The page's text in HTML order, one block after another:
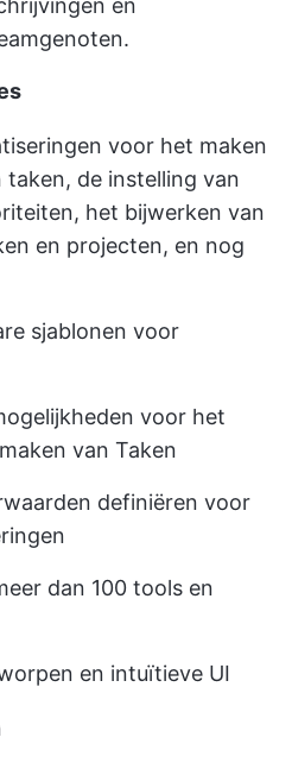
en
voor het maken
de instelling van
het bijwerken van
en projecten, en nog
sjablonen voor
voor het
van Taken
definiëren voor
dan 100 tools en
en intuïtieve UI